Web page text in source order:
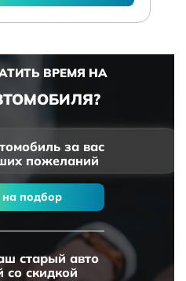
ВРЕМЯ НА
за вас
пожеланий
на подбор
старый авто
со скидкой